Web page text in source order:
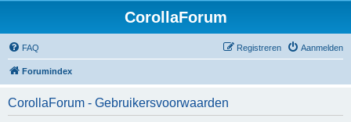
CorollaForum
FAQ Aanmelden
Registreren
Forumindex
CorollaForum - Gebruikersvoorwaarden